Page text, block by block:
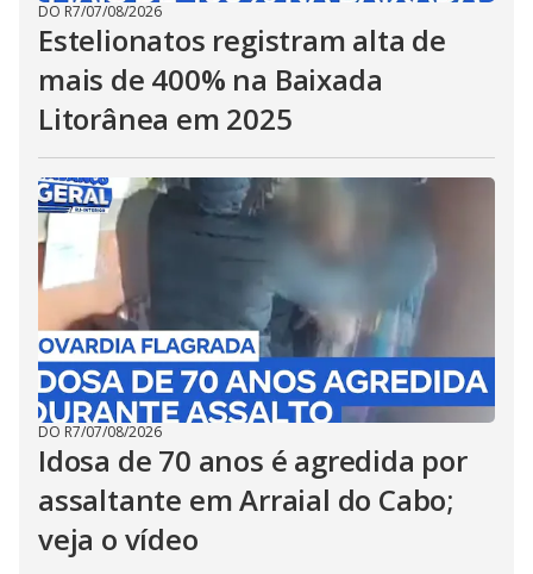
DO R7/07/08/2026
Estelionatos registram alta de
mais de 400% na Baixada
Litorânea em 2025
DO R7/07/08/2026
Idosa de 70 anos é agredida por
assaltante em Arraial do Cabo;
veja o vídeo